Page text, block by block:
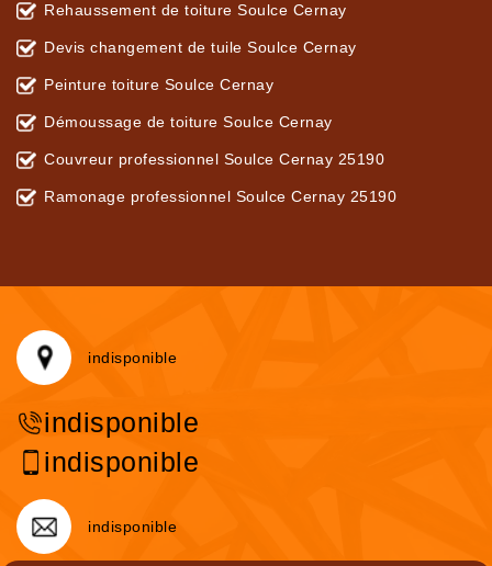
Rehaussement de toiture Soulce Cernay
Devis changement de tuile Soulce Cernay
Peinture toiture Soulce Cernay
Démoussage de toiture Soulce Cernay
Couvreur professionnel Soulce Cernay 25190
Ramonage professionnel Soulce Cernay 25190
indisponible
indisponible
indisponible
indisponible